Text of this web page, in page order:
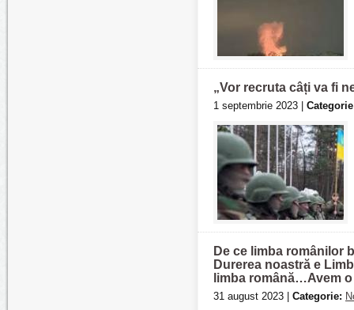
„Vor recruta câți va fi
1 septembrie 2023 |
De ce limba românilor
Durerea noastră e
limba română…Avem
31 august 2023 | Categorie: